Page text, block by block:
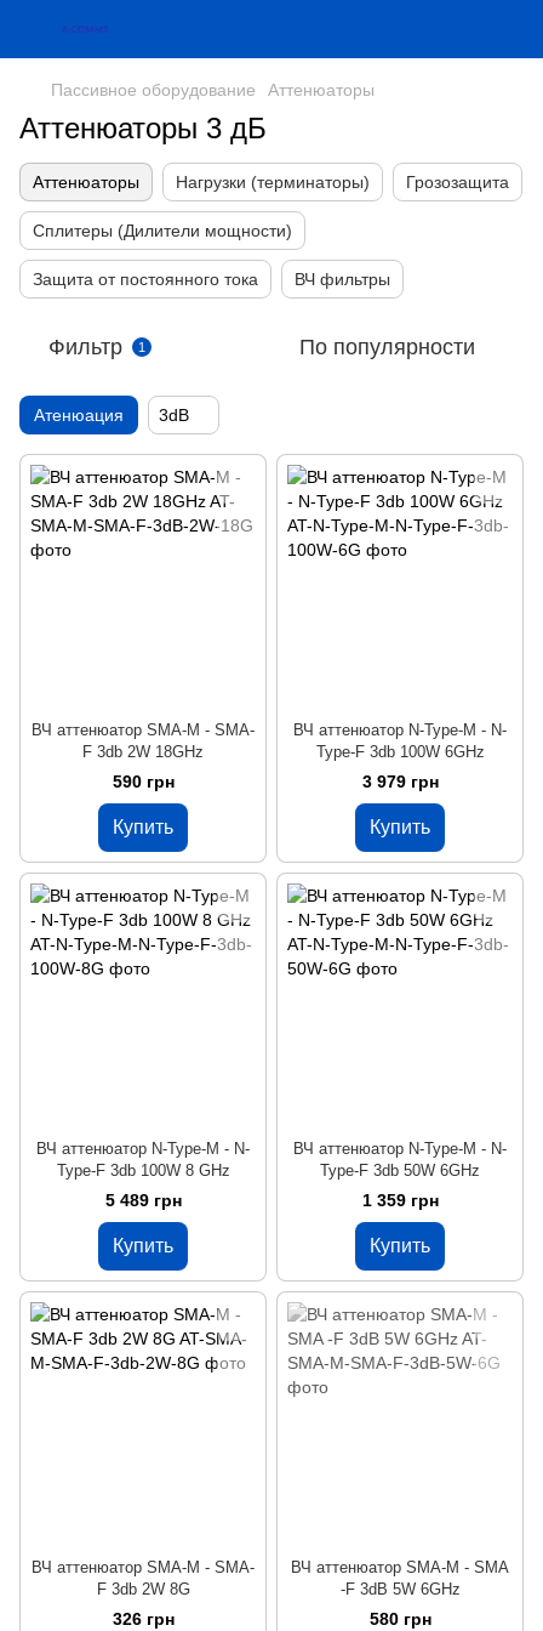
Пассивное оборудование Аттенюаторы
Аттенюаторы 3 дБ
Аттенюаторы Нагрузки (терминаторы) Грозозащита
Сплитеры (Дилители мощности)
Защита от постоянного тока ВЧ фильтры
Фильтр 1 По популярности
Атенюация 3dB
ВЧ аттенюатор SMA-M - SMA-
F 3db 2W 18GHz
590 грн
Купить
ВЧ аттенюатор N-Type-M - N-
Type-F 3db 100W 6GHz
3 979 грн
Купить
ВЧ аттенюатор N-Type-M - N-
Type-F 3db 100W 8 GHz
5 489 грн
Купить
ВЧ аттенюатор N-Type-M - N-
Type-F 3db 50W 6GHz
1 359 грн
Купить
ВЧ аттенюатор SMA-M - SMA-
F 3db 2W 8G
326 грн
ВЧ аттенюатор SMA-M - SMA
-F 3dB 5W 6GHz
580 грн